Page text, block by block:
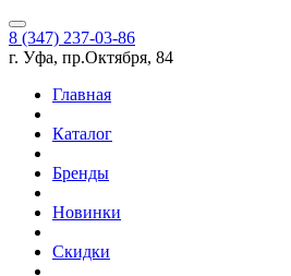
8 (347) 237-03-86
г. Уфа, пр.Октября, 84
Главная
Каталог
Бренды
Новинки
Скидки